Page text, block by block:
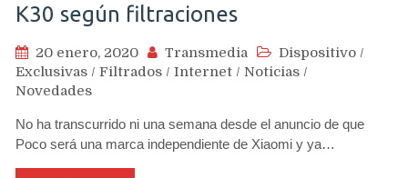
K30 según filtraciones
20 enero, 2020 Transmedia Dispositivo /
Exclusivas / Filtrados / Internet / Noticias /
Novedades
No ha transcurrido ni una semana desde el anuncio de que
Poco será una marca independiente de Xiaomi y ya…